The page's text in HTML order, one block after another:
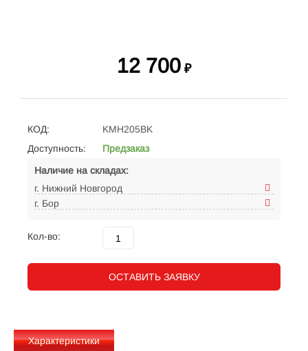
12 700 ₽
КОД:
KMH205BK
Доступность:
Предзаказ
Наличие на складах:
г. Нижний Новгород
г. Бор
Кол-во:
ОСТАВИТЬ ЗАЯВКУ
Характеристики